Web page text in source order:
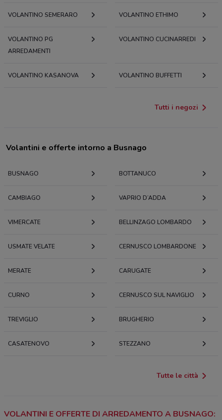
VOLANTINO SEMERARO VOLANTINO ETHIMO
VOLANTINO PG
ARREDAMENTI
VOLANTINO CUCINARREDI
VOLANTINO KASANOVA VOLANTINO BUFFETTI
Tutti i negozi
Volantini e offerte intorno a Busnago
BUSNAGO BOTTANUCO
CAMBIAGO VAPRIO D’ADDA
VIMERCATE BELLINZAGO LOMBARDO
USMATE VELATE CERNUSCO LOMBARDONE
MERATE CARUGATE
CURNO CERNUSCO SUL NAVIGLIO
TREVIGLIO BRUGHERIO
CASATENOVO STEZZANO
Tutte le città
VOLANTINI E OFFERTE DI ARREDAMENTO A BUSNAGO: